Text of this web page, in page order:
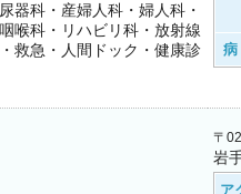
器科・産婦人科・婦人科・
喉科・リハビリ科・放射線
救急・人間ドック・健康診
病
〒
岩
ア